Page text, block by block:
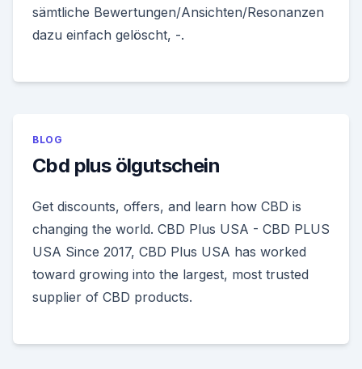
sämtliche Bewertungen/Ansichten/Resonanzen
dazu einfach gelöscht, -.
BLOG
Cbd plus ölgutschein
Get discounts, offers, and learn how CBD is
changing the world. CBD Plus USA - CBD PLUS
USA Since 2017, CBD Plus USA has worked
toward growing into the largest, most trusted
supplier of CBD products.